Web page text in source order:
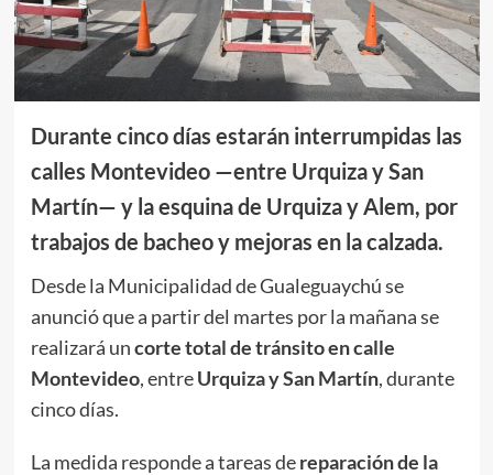
Durante cinco días estarán interrumpidas las
calles Montevideo —entre Urquiza y San
Martín— y la esquina de Urquiza y Alem, por
trabajos de bacheo y mejoras en la calzada.
Desde la Municipalidad de Gualeguaychú se
anunció que a partir del martes por la mañana se
realizará uncorte total de tránsito en calle
Montevideo, entreUrquiza y San Martín, durante
cinco días.
La medida responde a tareas dereparación de la